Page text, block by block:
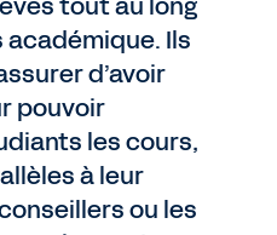
Ils
d’avoir
pouvoir
les cours,
à leur
ou les